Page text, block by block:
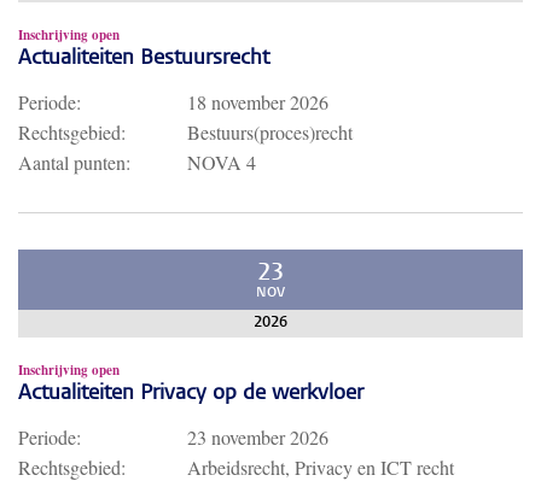
Inschrijving open
Actualiteiten Bestuursrecht
Periode:
18 november 2026
Rechtsgebied:
Bestuurs(proces)recht
Aantal punten:
NOVA 4
23
NOV
2026
Inschrijving open
Actualiteiten Privacy op de werkvloer
Periode:
23 november 2026
Rechtsgebied:
Arbeidsrecht, Privacy en ICT recht